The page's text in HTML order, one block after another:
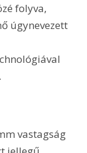
folyva,
úgynevezett
vastagság